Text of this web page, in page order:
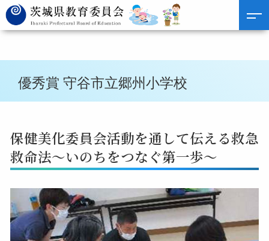
優秀賞 守谷市立郷州小学校
保健美化委員会活動を通して伝える救急
救命法〜いのちをつなぐ第一歩〜